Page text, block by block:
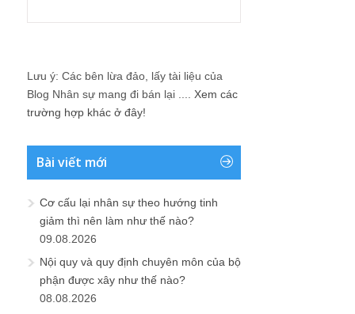
Lưu ý: Các bên lừa đảo, lấy tài liệu của
Blog Nhân sự mang đi bán lại .... Xem các
trường hợp khác ở đây!
Bài viết mới
Cơ cấu lại nhân sự theo hướng tinh
giảm thì nên làm như thế nào?
09.08.2026
Nội quy và quy định chuyên môn của bộ
phận được xây như thế nào?
08.08.2026